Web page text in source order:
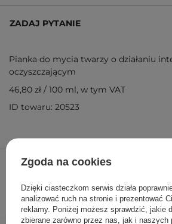
58,50 zł 78,00 zł
DODAJ
ZADAJ PYTANIE
Pianka do mycia twarzy o działaniu
oczyszczającym
46,80 zł / 100 ml, w tym VAT
ID towaru: 20523
Zgoda na cookies
Dzięki ciasteczkom serwis działa
analizować ruch na stronie i prezentować
reklamy. Poniżej możesz sprawdzić, jakie
zbierane zarówno przez nas, jak i naszych